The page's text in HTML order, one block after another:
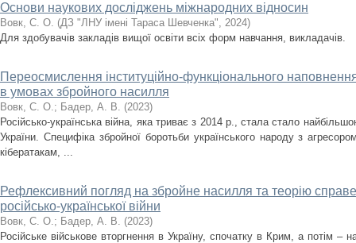
Основи наукових досліджень міжнародних відносин
Вовк, С. О. (ДЗ "ЛНУ імені Тараса Шевченка", 2024)
Для здобувачів закладів вищої освіти всіх форм навчання, викладачів.
Переосмислення інституційно-функціонального
в умовах збройного насилля
Вовк, С. О.; Бадер, А. В. (2023)
Російсько-українська війна, яка триває з 2014 р., стала стало
України. Специфіка збройної боротьби українського народу з
кібератакам, ...
Рефлексивний погляд на збройне насилля та теорію
російсько-української війни
Вовк, С. О.; Бадер, А. В. (2023)
Російське військове вторгнення в Україну, спочатку в Крим, а потім